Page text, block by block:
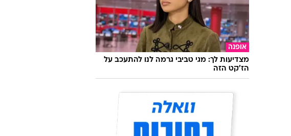
אופנה
מצדיעות לך: מגי טביבי גרמה לנו להתעכב על
הז'קט הזה